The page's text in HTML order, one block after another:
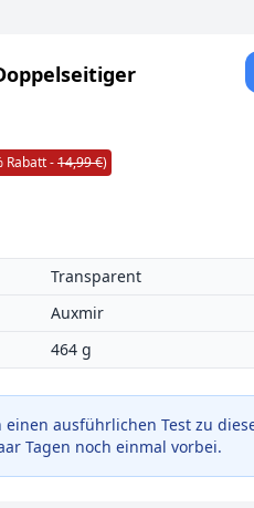
Rabatt -14,99 €)
Transparent
Auxmir
464 g
ausführlichen Test zu
Tagen noch einmal vorbei.